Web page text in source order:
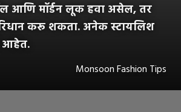
आणि मॉर्डन लूक हवा असेल, तर
करू शकता. अनेक स्टायलिश
आहेत.
Monsoon Fashion Tips